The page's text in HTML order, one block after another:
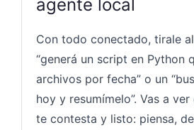
agente local
Con todo conectado, tirale
“generá un script en Python
archivos por fecha” o un
hoy y resumímelo”. Vas a
te contesta y listo: piensa,